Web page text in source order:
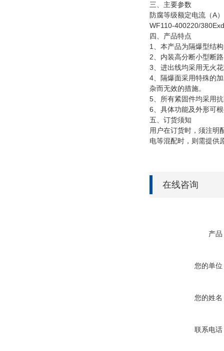
三、主要参数
防腐等级额定电流（A
WF110-400220/
四、产品特点
1、本产品为隔爆型结
2、内装高分断小型断
3、进出线均采用无火
4、隔爆面采用特殊的
杂而无效的措施。
5、所有紧固件均采用
6、具体功能及外形可
五、订货须知
用户在订货时，须注明
电等混配时，则需提供
在线咨询
产品
您的单位
您的姓名
联系电话